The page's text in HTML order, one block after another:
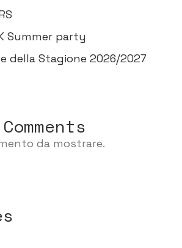
Summer party
della Stagione 2026/2027
da mostrare.